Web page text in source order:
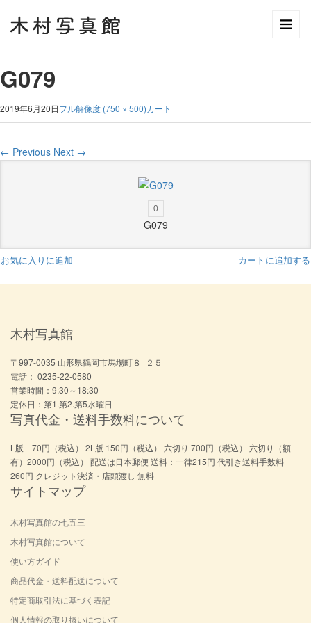
G079
2019年6月20日フル解像度 (750 × 500)カート
← Previous Next →
0
G079
お気に入りに追加 カートに追加する
木村写真館
〒997-0035 山形県鶴岡市馬場町８−２５
電話： 0235-22-0580
営業時間：9:30～18:30
定休日：第1.第2.第5水曜日
写真代金・送料手数料について
L版 70円（税込） 2L版 150円（税込） 六切り 700円（税込） 六切り（額
有）2000円（税込） 配送は日本郵便 送料：一律215円 代引き送料手数料
260円 クレジット決済・店頭渡し 無料
サイトマップ
木村写真館の七五三
木村写真館について
使い方ガイド
商品代金・送料配送について
特定商取引法に基づく表記
個人情報の取り扱いについて